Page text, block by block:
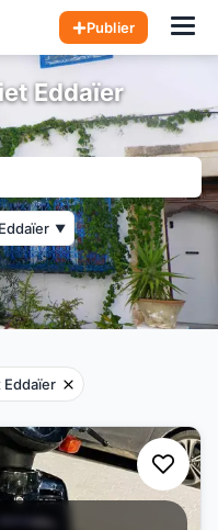
Publier
Eddaïer
▼
Eddaïer